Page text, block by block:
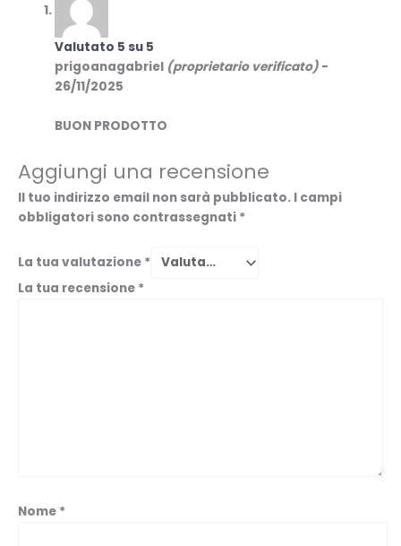
Valutato 5 su 5
prigoanagabriel (proprietario verificato) -
26/11/2025
BUON PRODOTTO
Aggiungi una recensione
Il tuo indirizzo email non sarà pubblicato. I campi
obbligatori sono contrassegnati *
La tua valutazione *
La tua recensione *
Nome *